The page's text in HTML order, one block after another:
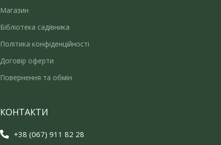
Магазин
Бібліотека садівника
Політика конфіденційності
Договір оферти
Повернення та обмін
КОНТАКТИ
+38 (067) 911 82 28